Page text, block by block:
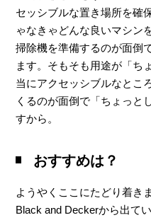
セッシブルな置き場所を確
ゃなきゃどんな良いマシン
掃除機を準備するのが面倒
ます。そもそも用途が「ち
当にアクセッシブルなとこ
くるのが面倒で「ちょっと
すから。
おすすめは？
ようやくここにたどり着き
Black and Deckerから出て